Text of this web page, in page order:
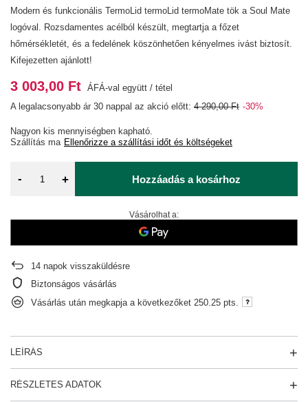
Modern és funkcionális TermoLid termoLid termoMate tök a Soul Mate
logóval. Rozsdamentes acélból készült, megtartja a főzet
hőmérsékletét, és a fedelének köszönhetően kényelmes ivást biztosít.
Kifejezetten ajánlott!
Nagyon kis mennyiségben kapható
Szállítás ma Ellenőrizze a szállítási időt és költségeket
3 003,00 Ft ÁFÁ-val együtt / tétel
A legalacsonyabb ár 30 nappal az akció előtt: 4 290,00 Ft -30%
- + Hozzáadás a kosárhoz
Vásárolhat a:
14 napok visszaküldésre
Biztonságos vásárlás
Vásárlás után megkapja a következőket 250.25 pts.
LEÍRÁS
RÉSZLETES ADATOK